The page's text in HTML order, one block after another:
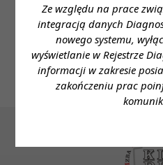
Ze względu na prace
integracją danych
nowego systemu,
wyświetlanie w Rejestrze
informacji w zakresie
zakończeniu prac
Telefon:519 180 929
E-mail: